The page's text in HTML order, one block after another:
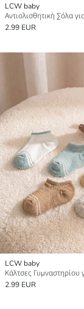
LCW baby
2.99 EUR
LCW baby
2.99 EUR